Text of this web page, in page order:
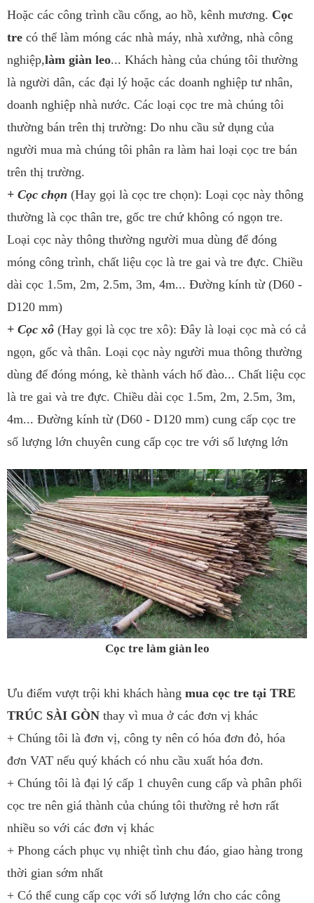
Hoặc các công trình cầu cống, ao hồ, kênh mương. Cọc
tre có thể làm móng các nhà máy, nhà xưởng, nhà công
nghiệp,làm giàn leo... Khách hàng của chúng tôi thường
là người dân, các đại lý hoặc các doanh nghiệp tư nhân,
doanh nghiệp nhà nước. Các loại cọc tre mà chúng tôi
thường bán trên thị trường: Do nhu cầu sử dụng của
người mua mà chúng tôi phân ra làm hai loại cọc tre bán
trên thị trường.
+ Cọc chọn (Hay gọi là cọc tre chọn): Loại cọc này thông
thường là cọc thân tre, gốc tre chứ không có ngọn tre.
Loại cọc này thông thường người mua dùng để đóng
móng công trình, chất liệu cọc là tre gai và tre đực. Chiều
dài cọc 1.5m, 2m, 2.5m, 3m, 4m... Đường kính từ (D60 -
D120 mm)
+ Cọc xô (Hay gọi là cọc tre xô): Đây là loại cọc mà có cả
ngọn, gốc và thân. Loại cọc này người mua thông thường
dùng để đóng móng, kè thành vách hố đào... Chất liệu cọc
là tre gai và tre đực. Chiều dài cọc 1.5m, 2m, 2.5m, 3m,
4m... Đường kính từ (D60 - D120 mm) cung cấp cọc tre
số lượng lớn chuyên cung cấp cọc tre với số lượng lớn
Cọc tre làm giàn leo
Ưu điểm vượt trội khi khách hàng mua cọc tre tại TRE
TRÚC SÀI GÒN thay vì mua ở các đơn vị khác
+ Chúng tôi là đơn vị, công ty nên có hóa đơn đỏ, hóa
đơn VAT nếu quý khách có nhu cầu xuất hóa đơn.
+ Chúng tôi là đại lý cấp 1 chuyên cung cấp và phân phối
cọc tre nên giá thành của chúng tôi thường rẻ hơn rất
nhiều so với các đơn vị khác
+ Phong cách phục vụ nhiệt tình chu đáo, giao hàng trong
thời gian sớm nhất
+ Có thể cung cấp cọc với số lượng lớn cho các công